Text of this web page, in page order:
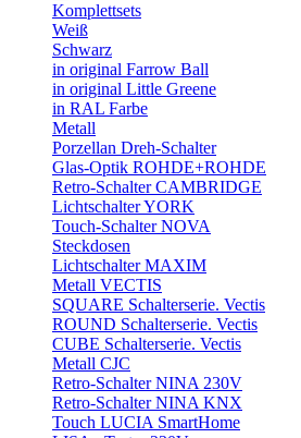
Komplettsets
Weiß
Schwarz
in original Farrow Ball
in original Little Greene
in RAL Farbe
Metall
Porzellan Dreh-Schalter
Glas-Optik ROHDE+ROHDE
Retro-Schalter CAMBRIDGE
Lichtschalter YORK
Touch-Schalter NOVA
Steckdosen
Lichtschalter MAXIM
Metall VECTIS
SQUARE Schalterserie. Vectis
ROUND Schalterserie. Vectis
CUBE Schalterserie. Vectis
Metall CJC
Retro-Schalter NINA 230V
Retro-Schalter NINA KNX
Touch LUCIA SmartHome